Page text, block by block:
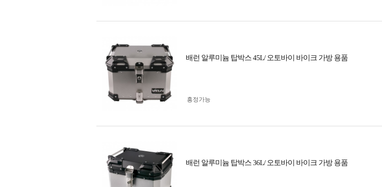
배런 알루미늄 탑박스 45L/ 오토바이 바이크 가방 용품
흥정가능
배런 알루미늄 탑박스 36L/ 오토바이 바이크 가방 용품